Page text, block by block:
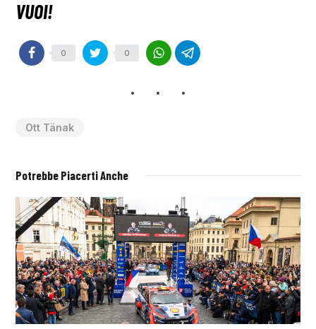
0 0
Ott Tänak
Potrebbe Piacerti Anche